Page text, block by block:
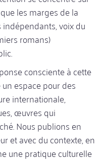
les marges de la
voix du
romans)
consciente à cette
espace pour des
internationale,
œuvres qui
Nous publions en
et avec du contexte, en
une pratique culturelle